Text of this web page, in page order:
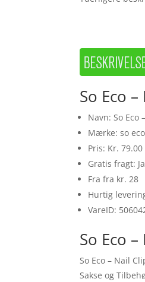
So Eco
Navn: So Eco
Mærke: so eco
Pris: Kr. 79.00
Gratis fragt:
Fra fra kr. 28
Hurtig
VareID:
So Eco
So Eco – Nail
Sakse og